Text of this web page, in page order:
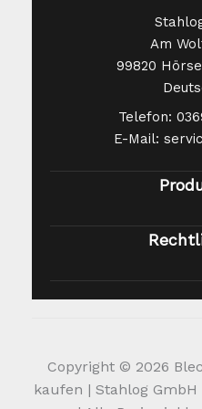
Am
99820
Telefon:
E-Mail:
Copyright © 2026
kaufen | Stahlog